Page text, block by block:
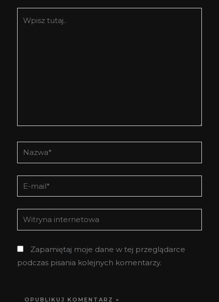
tutaj..
Nazwa*
E-
mail*
Witryna
internetowa
Zapamiętaj moje dane w tej przeglądarce
podczas pisania kolejnych komentarzy.